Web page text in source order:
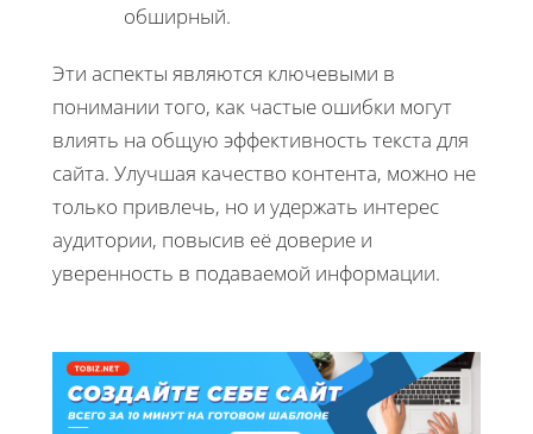
обширный.
Эти аспекты являются ключевыми в
понимании того, как частые ошибки могут
влиять на общую эффективность текста для
сайта. Улучшая качество контента, можно не
только привлечь, но и удержать интерес
аудитории, повысив её доверие и
уверенность в подаваемой информации.